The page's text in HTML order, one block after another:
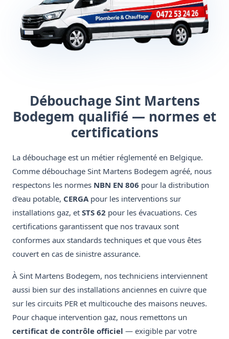
Débouchage Sint Martens
Bodegem qualifié — normes et
certifications
La débouchage est un métier réglementé en Belgique.
Comme débouchage Sint Martens Bodegem agréé, nous
respectons les normes NBN EN 806 pour la distribution
d'eau potable, CERGApour les interventions sur
installations gaz, et STS 62 pour les évacuations. Ces
certifications garantissent que nos travaux sont
conformes aux standards techniques et que vous êtes
couvert en cas de sinistre assurance.
À Sint Martens Bodegem, nos techniciens interviennent
aussi bien sur des installations anciennes en cuivre que
sur les circuits PER et multicouche des maisons neuves.
Pour chaque intervention gaz, nous remettons un
certificat de contrôle officiel — exigible par votre